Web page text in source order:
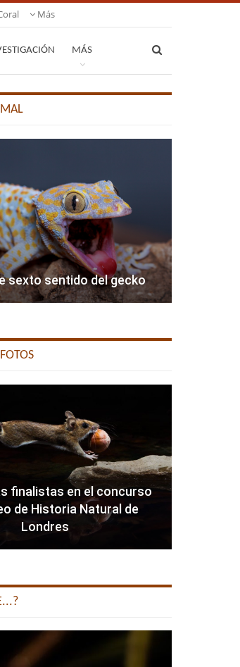
Más
MÁS
sexto sentido del gecko
finalistas en el concurso
de Historia Natural de
Londres